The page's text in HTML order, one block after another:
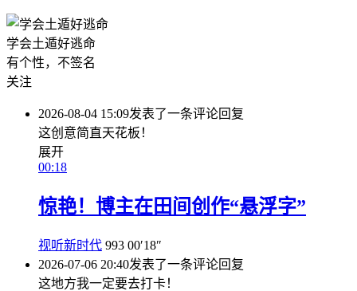
学会土遁好逃命
有个性，不签名
关注
2026-08-04 15:09发表了一条评论回复
这创意简直天花板！
展开
00:18
惊艳！博主在田间创作“悬浮字”
视听新时代 993 00′18″
2026-07-06 20:40发表了一条评论回复
这地方我一定要去打卡！